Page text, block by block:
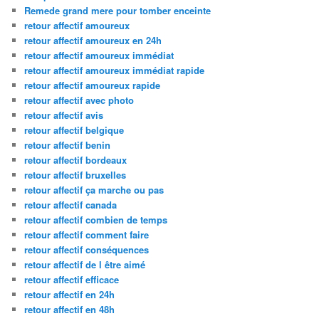
Remede grand mere pour tomber enceinte
retour affectif amoureux
retour affectif amoureux en 24h
retour affectif amoureux immédiat
retour affectif amoureux immédiat rapide
retour affectif amoureux rapide
retour affectif avec photo
retour affectif avis
retour affectif belgique
retour affectif benin
retour affectif bordeaux
retour affectif bruxelles
retour affectif ça marche ou pas
retour affectif canada
retour affectif combien de temps
retour affectif comment faire
retour affectif conséquences
retour affectif de l être aimé
retour affectif efficace
retour affectif en 24h
retour affectif en 48h